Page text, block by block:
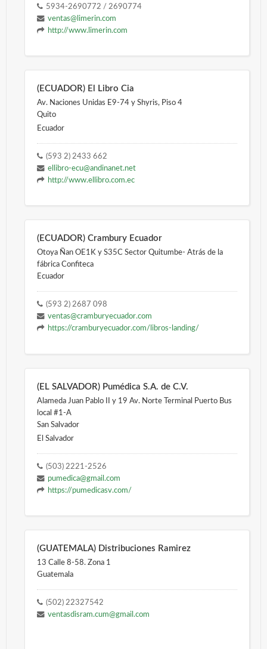
5934-2690772 / 2690774
ventas@limerin.com
http://www.limerin.com
(ECUADOR) El Libro Cia
Av. Naciones Unidas E9-74 y Shyris, Piso 4
Quito
Ecuador
(593 2) 2433 662
ellibro-ecu@andinanet.net
http://www.ellibro.com.ec
(ECUADOR) Crambury Ecuador
Otoya Ñan OE1K y S35C Sector Quitumbe- Atrás de la
fábrica Confiteca
Ecuador
(593 2) 2687 098
ventas@cramburyecuador.com
https://cramburyecuador.com/libros-landing/
(EL SALVADOR) Pumédica S.A. de C.V.
Alameda Juan Pablo II y 19 Av. Norte Terminal Puerto Bus
local #1-A
San Salvador
El Salvador
(503) 2221-2526
pumedica@gmail.com
https://pumedicasv.com/
(GUATEMALA) Distribuciones Ramirez
13 Calle 8-58. Zona 1
Guatemala
(502) 22327542
ventasdisram.cum@gmail.com